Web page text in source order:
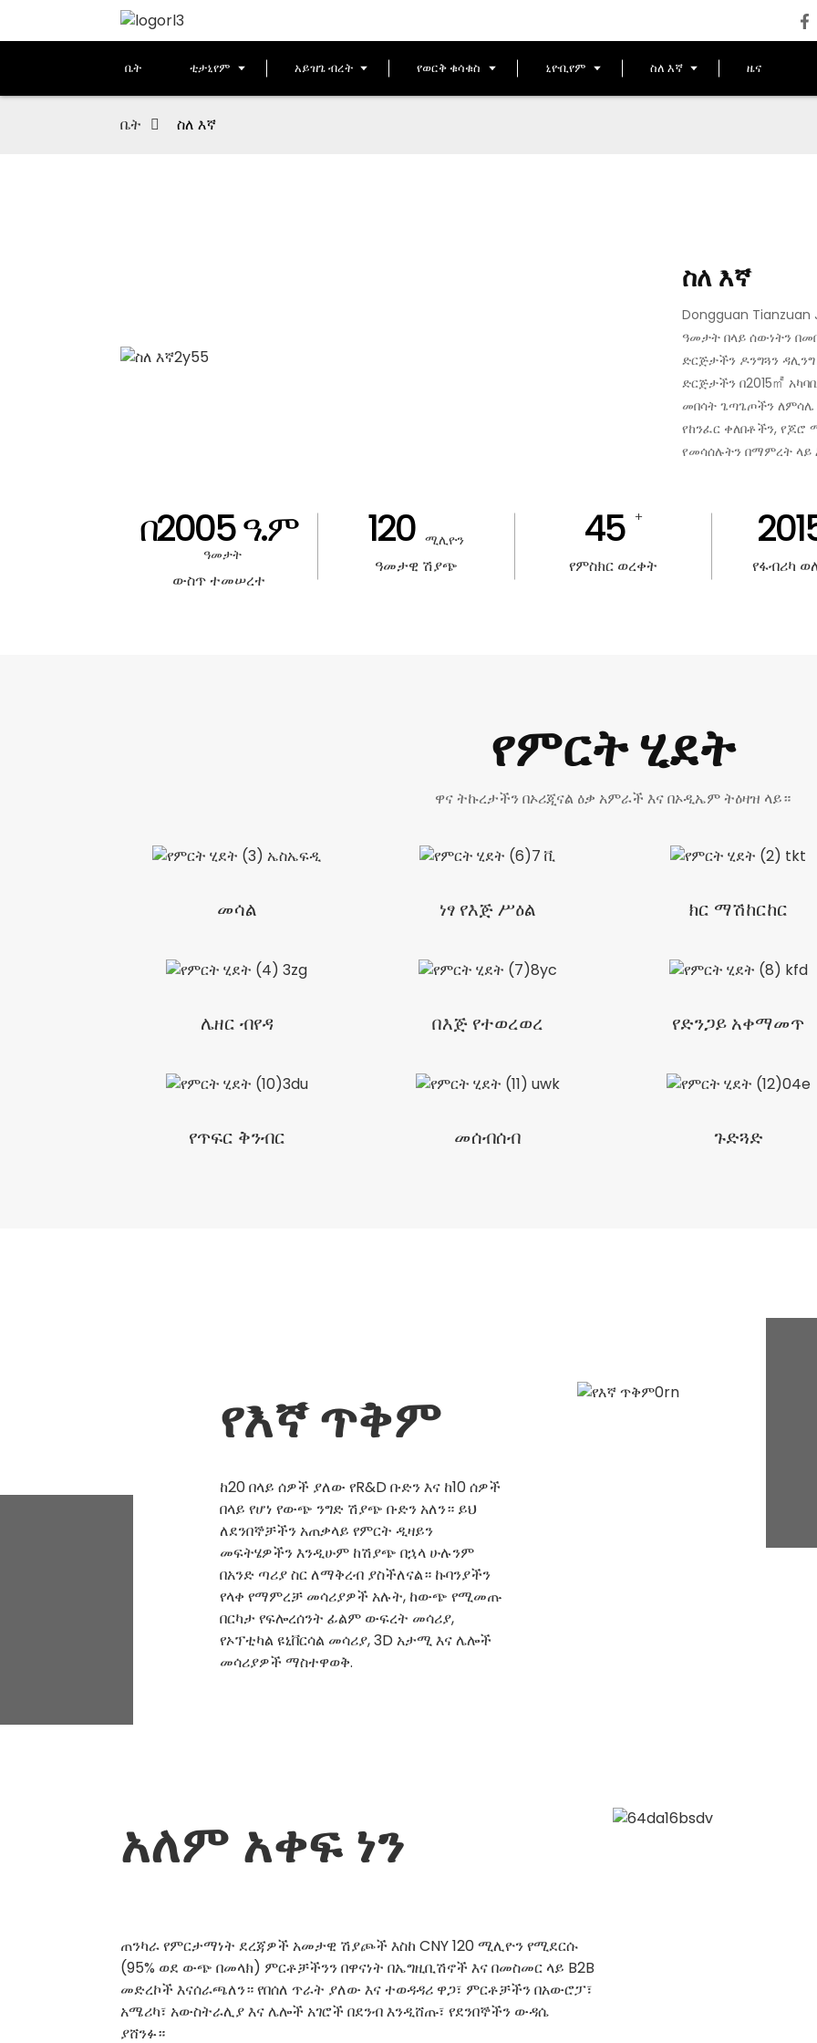
ቤት ቲታኒየም አይዝጌ ብረት የወርቅ ቁሳቁስ ኒዮቢየም ስለ እኛ ዜና
ቤት ስለ እኛ
ስለ እኛ
Dongguan Tianzuan
ዓመታት በላይ ሰውነትን
ድርጅታችን ዶንግጓን
ድርጅታችን በ2015㎡
መበሳት ጌጣጌጦችን ለምሳሌ
የከንፈር ቀለበቶችን,
የመሳሰሉትን በማምረት ላይ
በ2005 ዓ.ም
ዓመታት
ውስጥ ተመሠረተ
120 ሚሊዮን
ዓመታዊ ሽያጭ
45 +
የምስክር ወረቀት የፋብሪካ
የምርት ሂደት
ዋና ትኩረታችን በኦሪጂናል ዕቃ አምራች እና በኦዲኤም ትዕዛዝ ላይ።
መሳል ነፃ የእጅ ሥዕል ክር ማሽከርከር
ሌዘር ብየዳ በእጅ የተወረወረ የድንጋይ አቀማመጥ
የጥፍር ቅንብር መሰብሰብ ጉድጓድ
የእኛ ጥቅም
ከ20 በላይ ሰዎች ያለው የR&D ቡድን እና ከ10 ሰዎች
በላይ የሆነ የውጭ ንግድ ሽያጭ ቡድን አለን። ይህ
ለደንበኞቻችን አጠቃላይ የምርት ዲዛይን
መፍትሄዎችን እንዲሁም ከሽያጭ በኋላ ሁሉንም
በአንድ ጣሪያ ስር ለማቅረብ ያስችለናል። ኩባንያችን
የላቀ የማምረቻ መሳሪያዎች አሉት, ከውጭ የሚመጡ
በርካታ የፍሎረሰንት ፊልም ውፍረት መሳሪያ,
የኦፕቲካል ዩኒቨርሳል መሳሪያ, 3D አታሚ እና ሌሎች
መሳሪያዎች ማስተዋወቅ.
አለም አቀፍ ነን
ጠንካራ የምርታማነት ደረጃዎች አመታዊ ሽያጮች እስከ CNY 120 ሚሊዮን የሚደርሱ
(95% ወደ ውጭ በመላክ) ምርቶቻችንን በዋናነት በኤግዚቢሽኖች እና በመስመር ላይ B2B
መድረኮች እናሰራጫለን። የበሰለ ጥራት ያለው እና ተወዳዳሪ ዋጋ፣ ምርቶቻችን በአውሮፓ፣
አሜሪካ፣ አውስትራሊያ እና ሌሎች አገሮች በደንብ እንዲሸጡ፣ የደንበኞችን ውዳሴ
ያሸንፉ።